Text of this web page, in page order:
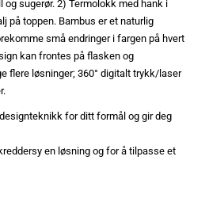
sugerør. 2) Termolokk med hank i
på toppen. Bambus er et naturlig
små endringer i fargen på hvert
kan frontes på flasken og
flere løsninger; 360° digitalt trykk/laser
for ditt formål og gir deg
en løsning og for å tilpasse et